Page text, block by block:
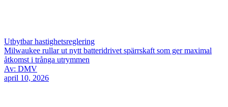
Utbytbar hastighetsreglering
Milwaukee rullar ut nytt batteridrivet spärrskaft som ger maximal
åtkomst i trånga utrymmen
Av: DMV
april 10, 2026